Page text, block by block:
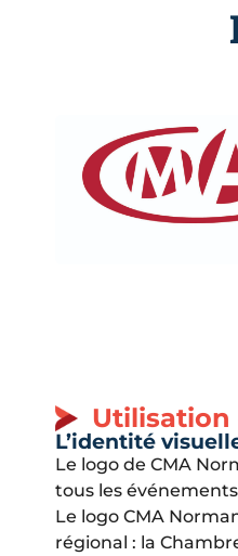
Utilisation
L’identité
Le logo de CMA
tous les
Le logo CMA
régional : la